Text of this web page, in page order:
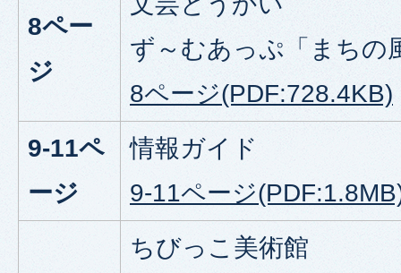
8ペー
ジ
ず～むあっぷ「まちの
8ページ(PDF:728.4KB)
9-11ペ
ージ
情報ガイド
9-11ページ
ちびっこ美術館